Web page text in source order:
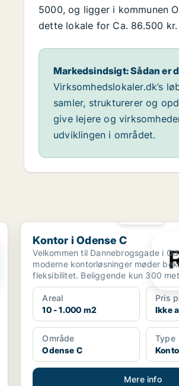
5000, og ligger i kommunen
dette lokale for Ca. 86.500
Markedsindsigt: Sådan er
Virksomhedslokaler.dk’s
samler, strukturerer og
give lejere og
udviklingen i området.
Kontor i Odense C
Kontor i Odense C
Velkommen til Dannebrogsgade i
moderne kontorløsninger møder
fleksibilitet. Beliggende kun 300
bus- og to...
Areal
10 - 1.000 m2
Pris
Ikke
Område
Odense C
Type
Mere info